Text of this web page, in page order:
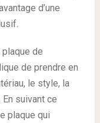
d’une
de
de prendre en
le style, la
suivant ce
plaque qui